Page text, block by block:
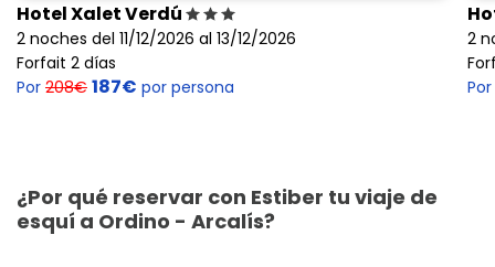
Hotel Xalet Verdú
2 noches del 11/12/2026 al 13/12/2026
Forfait 2 días
Por 208€ 187€ por persona
2
Por
¿Por qué reservar con Estiber tu viaje de
esquí a Ordino - Arcalís?